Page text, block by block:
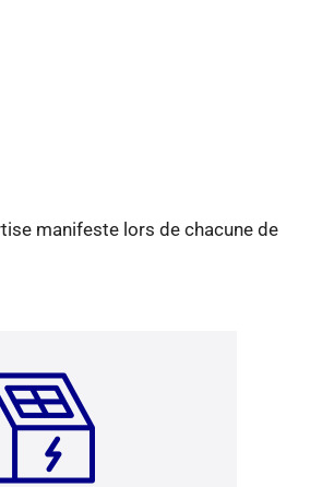
manifeste lors de chacune de